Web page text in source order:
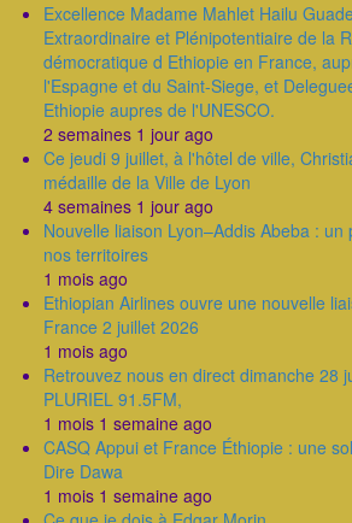
Excellence Madame Mahlet Hailu
Extraordinaire et Plénipotentiaire de la
démocratique d Ethiopie en France,
l'Espagne et du Saint-Siege, et
Ethiopie aupres de l'UNESCO.
2 semaines 1 jour ago
Ce jeudi 9 juillet, à l'hôtel de ville,
médaille de la Ville de Lyon
4 semaines 1 jour ago
Nouvelle liaison Lyon–Addis Abeba :
nos territoires
1 mois ago
Ethiopian Airlines ouvre une nouvelle
France 2 juillet 2026
1 mois ago
Retrouvez nous en direct dimanche 28
PLURIEL 91.5FM,
1 mois 1 semaine ago
CASQ Appui et France Éthiopie : une
Dire Dawa
1 mois 1 semaine ago